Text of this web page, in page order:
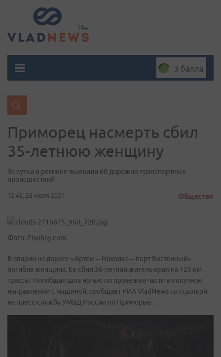
3 балла
Приморец насмерть сбил
35-летнюю женщину
За сутки в регионе выявили 60 дорожно-транспортных
происшествий
12:42, 28 июля 2021 Общество
Фото: Pixabay.com
В аварии на дороге «Артем – Находка – порт Восточный»
погибла женщина. Ее сбил 26-летний житель края на 125 км
трассы. Погибшая шла ночью по проезжей части в попутном
направлении с машиной, сообщает РИА VladNews со ссылкой
на пресс-службу УМВД России по Приморью.